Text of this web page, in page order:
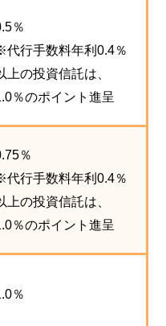
％
代行手数料年利0.4％
上の投資信託は、
％のポイント進呈
％
代行手数料年利0.4％
上の投資信託は、
％のポイント進呈
％